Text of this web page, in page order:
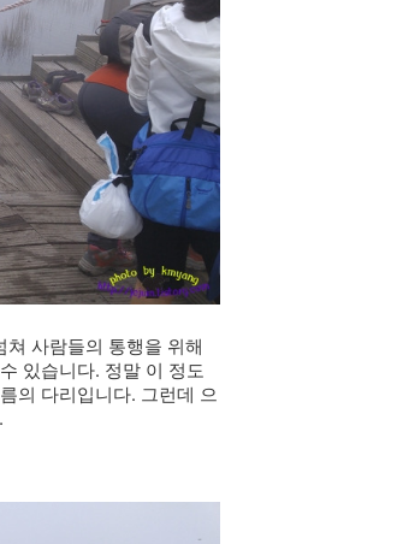
사람들의 통행을 위해
있습니다. 정말 이 정도
의 다리입니다. 그런데 으